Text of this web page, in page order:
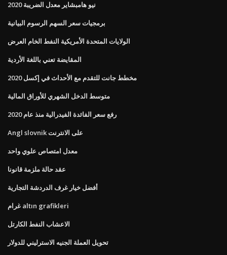
نيو هامبشاير معدل الضريبة 2020
برمجيات سعر السهم الرسوم البيانية
الولايات المتحدة الأمريكية النفط الخام العرض
المقايضة تعني باللغة الأردية
مخطط جانت للتقدم مع الأحداث في إكسل 2020
متوسط ​​الدخل الشهري للأوراق المالية
رفع سعر الفائدة الفيدرالية منذ عام 2020
Angl slovnik على الانترنت
معدل امتصاص علوي واحد
عقد حالة ملزمة قانونا
أفضل خيار غرف الدردشة التجارية
غرام altın grafikleri
الاعشاب النفط الكارتل
تحويل العملة الجنيه الاسترليني للدولار